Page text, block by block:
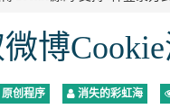
博
原创程序 消失的彩虹海